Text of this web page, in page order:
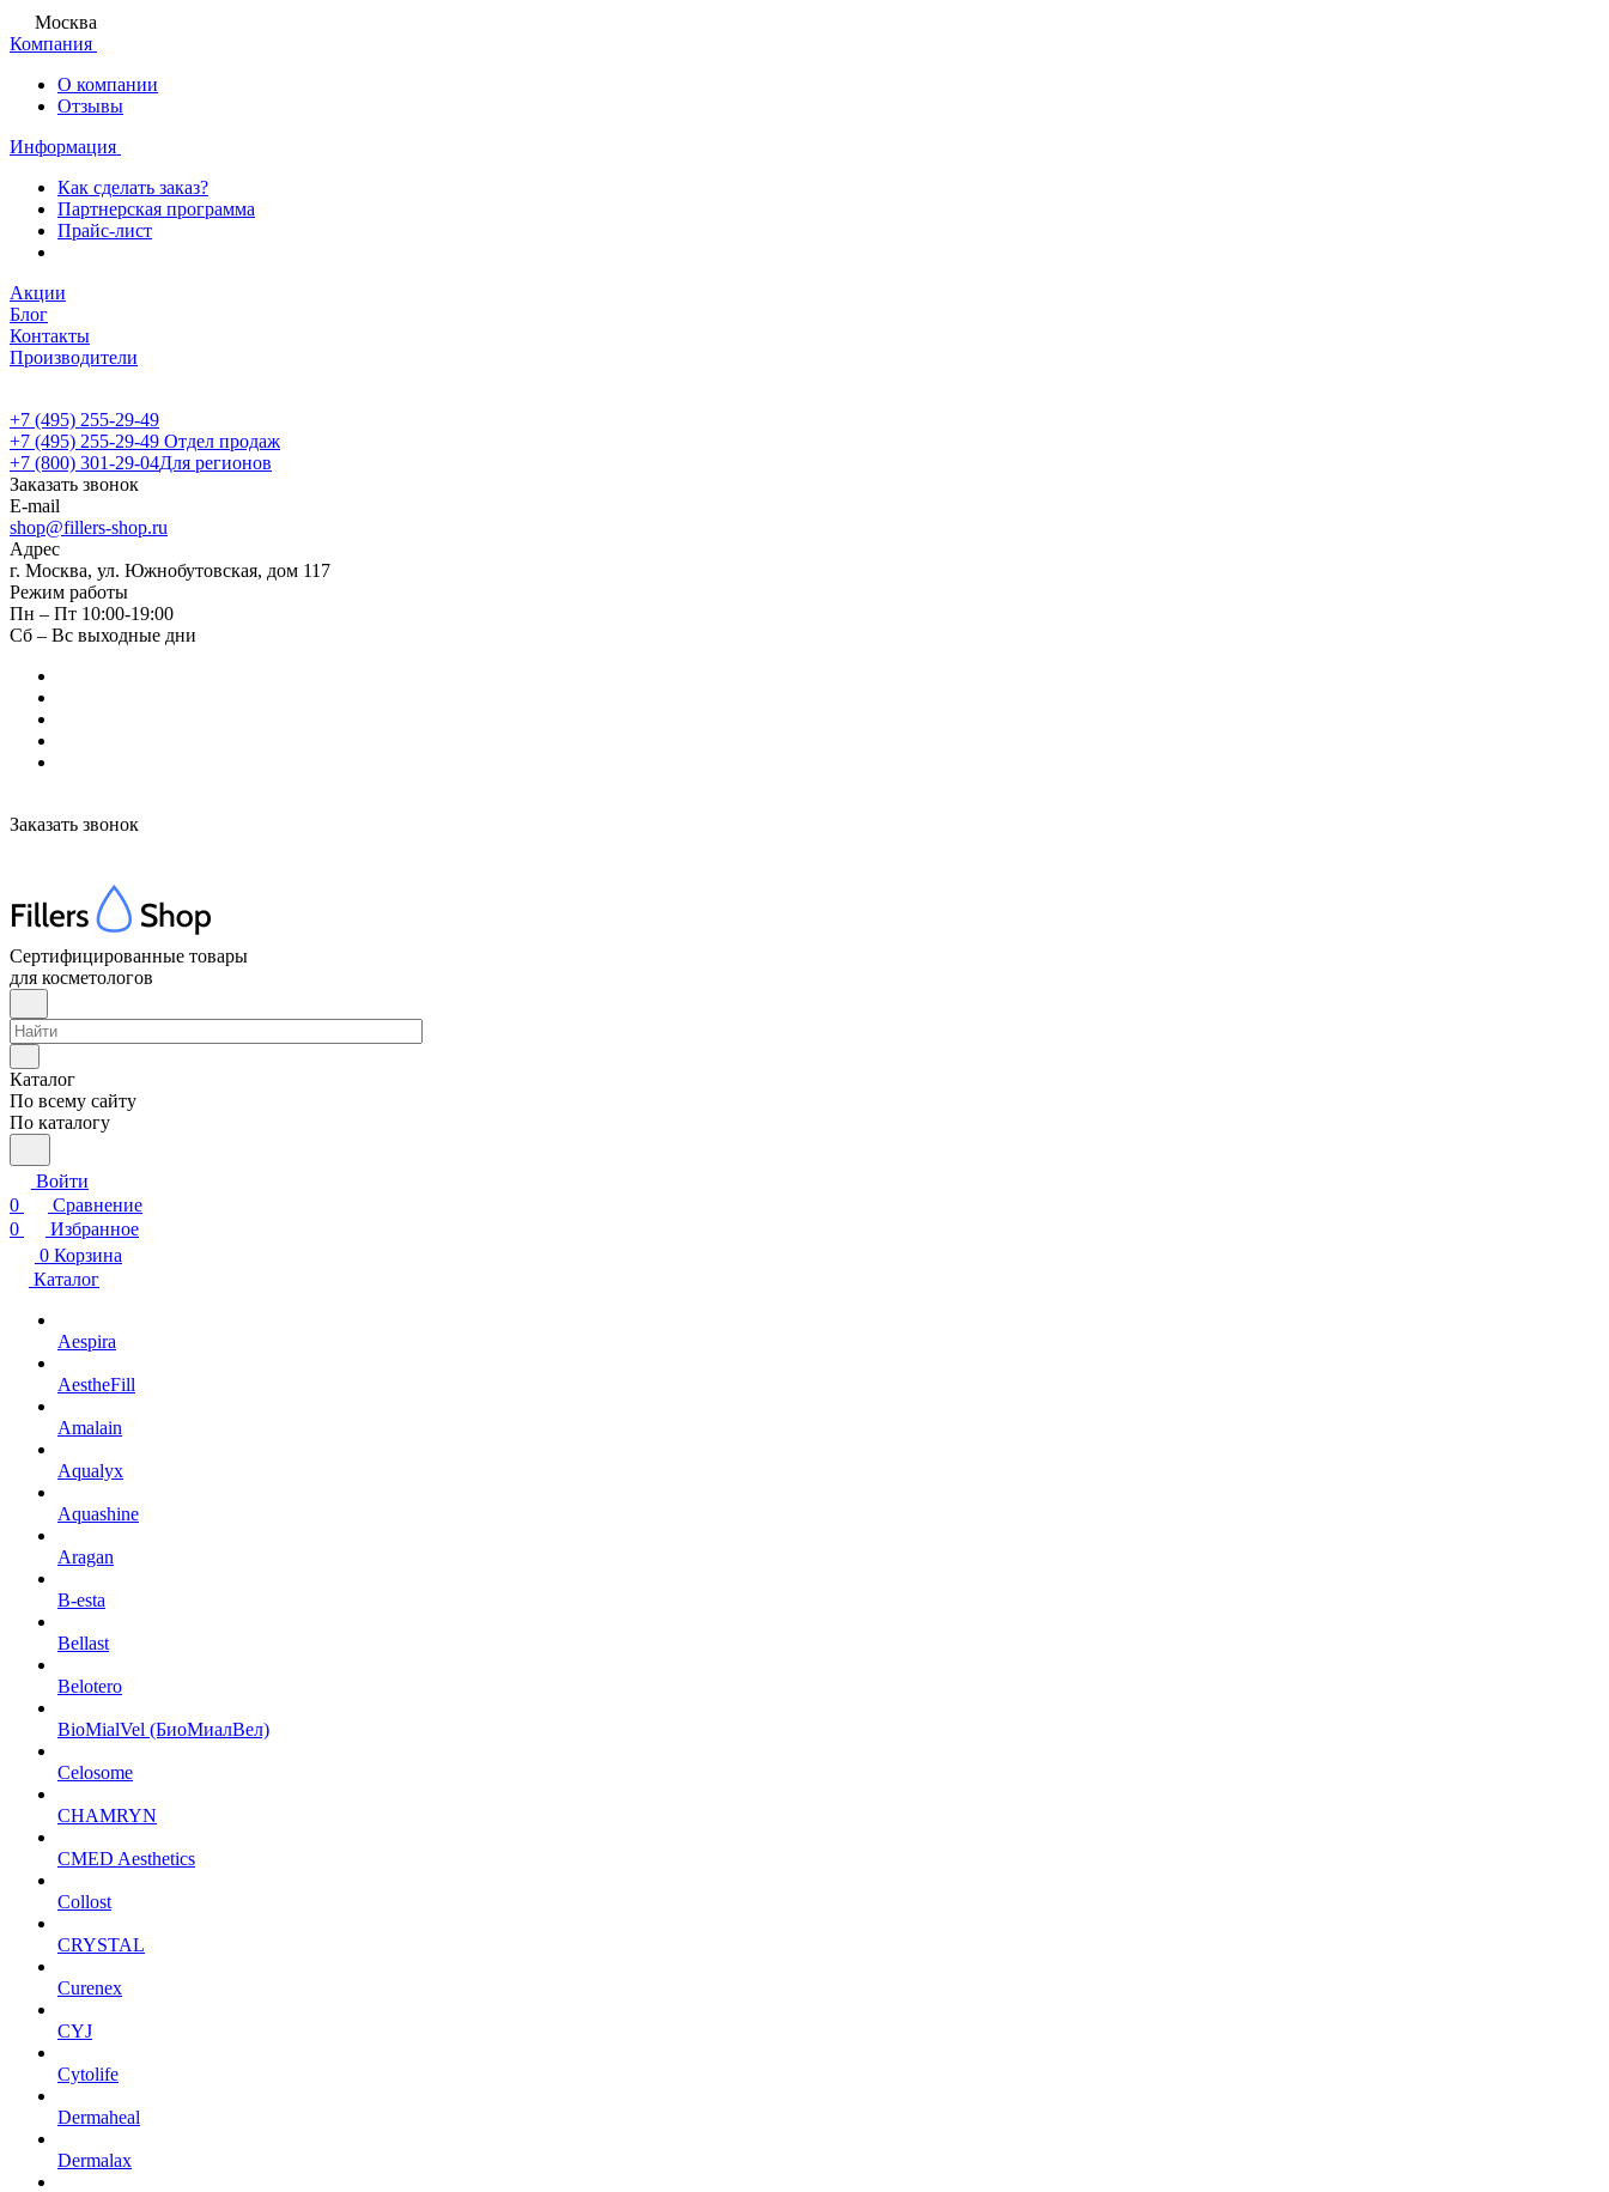
Москва
Компания
О компании
Отзывы
Информация
Как сделать заказ?
Партнерская программа
Прайс-лист
Акции
Блог
Контакты
Производители
+7 (495) 255-29-49
+7 (495) 255-29-49 Отдел продаж
+7 (800) 301-29-04Для регионов
Заказать звонок
E-mail
shop@fillers-shop.ru
Адрес
г. Москва, ул. Южнобутовская, дом 117
Режим работы
Пн – Пт 10:00-19:00
Сб – Вс выходные дни
Заказать звонок
Сертифицированные товары
для косметологов
Каталог
По всему сайту
По каталогу
Войти
0
Сравнение
0
Избранное
0 Корзина
Каталог
Aespira
AestheFill
Amalain
Aqualyx
Aquashine
Aragan
B-esta
Bellast
Belotero
BioMialVel (БиоМиалВел)
Celosome
CHAMRYN
CMED Aesthetics
Collost
CRYSTAL
Curenex
CYJ
Cytolife
Dermaheal
Dermalax